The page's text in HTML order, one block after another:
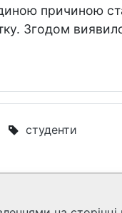
причиною
Згодом
студенти